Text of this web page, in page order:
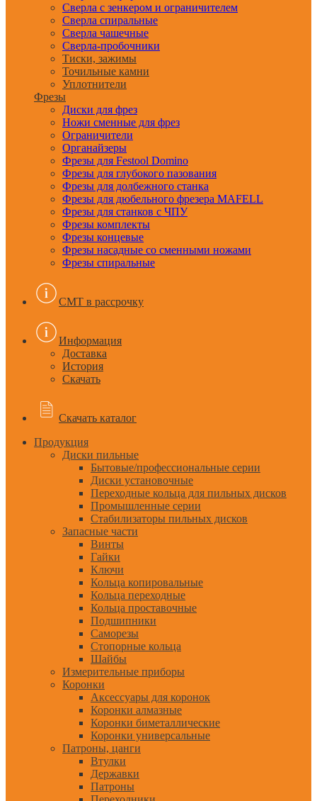
Сверла с зенкером и ограничителем
Сверла спиральные
Сверла чашечные
Сверла-пробочники
Тиски, зажимы
Точильные камни
Уплотнители
Фрезы
Диски для фрез
Ножи сменные для фрез
Ограничители
Органайзеры
Фрезы для Festool Domino
Фрезы для глубокого пазования
Фрезы для долбежного станка
Фрезы для дюбельного фрезера MAFELL
Фрезы для станков с ЧПУ
Фрезы комплекты
Фрезы концевые
Фрезы насадные со сменными ножами
Фрезы спиральные
CMT в рассрочку
Информация
Доставка
История
Скачать
Скачать каталог
Продукция
Диски пильные
Бытовые/профессиональные серии
Диски установочные
Переходные кольца для пильных дисков
Промышленные серии
Стабилизаторы пильных дисков
Запасные части
Винты
Гайки
Ключи
Кольца копировальные
Кольца переходные
Кольца проставочные
Подшипники
Саморезы
Стопорные кольца
Шайбы
Измерительные приборы
Коронки
Аксессуары для коронок
Коронки алмазные
Коронки биметаллические
Коронки универсальные
Патроны, цанги
Втулки
Державки
Патроны